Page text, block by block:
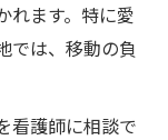
れます。特に愛
では、移動の負
看護師に相談で